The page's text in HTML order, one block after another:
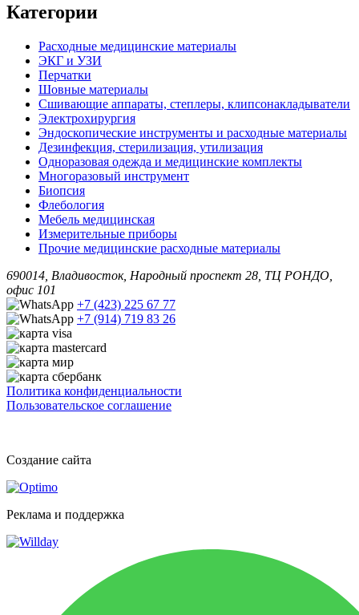
Категории
Расходные медицинские материалы
ЭКГ и УЗИ
Перчатки
Шовные материалы
Сшивающие аппараты, степлеры, клипсонакладыватели
Электрохирургия
Эндоскопические инструменты и расходные материалы
Дезинфекция, стерилизация, утилизация
Одноразовая одежда и медицинские комплекты
Многоразовый инструмент
Биопсия
Флебология
Мебель медицинская
Измерительные приборы
Прочие медицинские расходные материалы
690014, Владивосток, Народный проспект 28, ТЦ РОНДО,
офис 101
+7 (423) 225 67 77
+7 (914) 719 83 26
Политика конфиденциальности
Пользовательское соглашение
Создание сайта
Реклама и поддержка